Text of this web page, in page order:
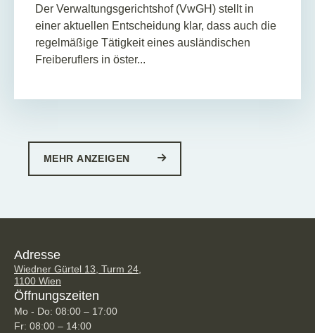
Der Verwaltungsgerichtshof (VwGH) stellt in
einer aktuellen Entscheidung klar, dass auch die
regelmäßige Tätigkeit eines ausländischen
Freiberuflers in öster...
MEHR ANZEIGEN
Adresse
Wiedner Gürtel 13, Turm 24,
1100 Wien
Öffnungszeiten
Mo - Do: 08:00 – 17:00
Fr: 08:00 – 14:00